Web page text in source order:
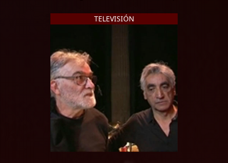
TELEVISIÓN